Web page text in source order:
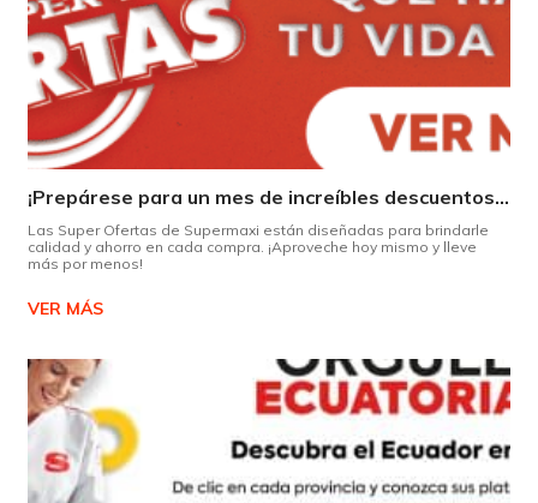
¡Prepárese para un mes de increíbles descuentos en Supermaxi!
Las Super Ofertas de Supermaxi están diseñadas para brindarle
calidad y ahorro en cada compra. ¡Aproveche hoy mismo y lleve
más por menos!
VER MÁS